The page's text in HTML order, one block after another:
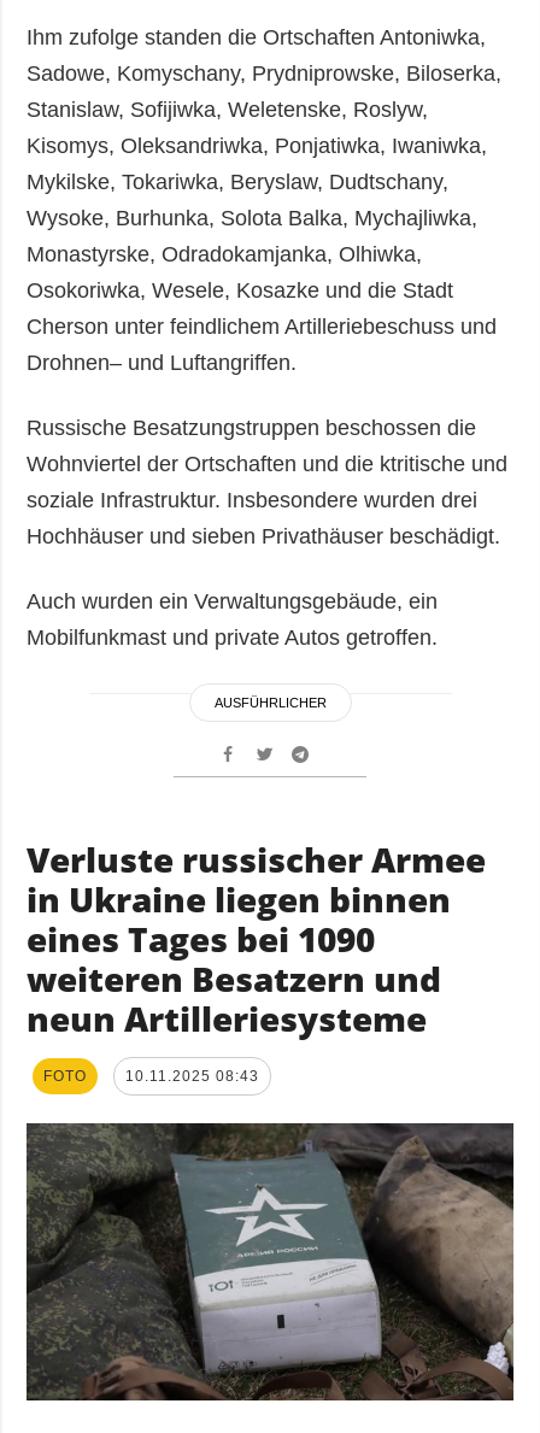
Ihm zufolge standen die Ortschaften Antoniwka,
Sadowe, Komyschany, Prydniprowske, Biloserka,
Stanislaw, Sofijiwka, Weletenske, Roslyw,
Kisomys, Oleksandriwka, Ponjatiwka, Iwaniwka,
Mykilske, Tokariwka, Beryslaw, Dudtschany,
Wysoke, Burhunka, Solota Balka, Mychajliwka,
Monastyrske, Odradokamjanka, Olhiwka,
Osokoriwka, Wesele, Kosazke und die Stadt
Cherson unter feindlichem Artilleriebeschuss und
Drohnen– und Luftangriffen.
Russische Besatzungstruppen beschossen die
Wohnviertel der Ortschaften und die ktritische und
soziale Infrastruktur. Insbesondere wurden drei
Hochhäuser und sieben Privathäuser beschädigt.
Auch wurden ein Verwaltungsgebäude, ein
Mobilfunkmast und private Autos getroffen.
AUSFÜHRLICHER
Verluste russischer Armee
in Ukraine liegen binnen
eines Tages bei 1090
weiteren Besatzern und
neun Artilleriesysteme
FOTO 10.11.2025 08:43